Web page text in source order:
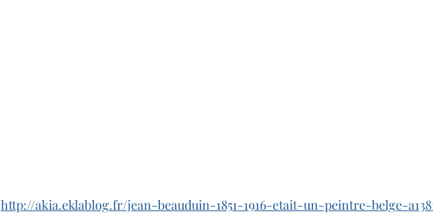
http://akia.eklablog.fr/jean-beauduin-1851-1916-etait-un-peintre-belge-